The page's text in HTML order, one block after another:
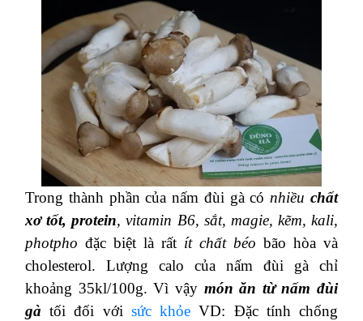
Trong thành phần của nấm đùi gà cónhiềuchất
xơ tốt, protein, vitamin B6, sắt, magie, kẽm, kali,
photpho đặc biệt là rất ít chất béo bão hòa và
cholesterol. Lượng calo của nấm đùi gà chỉ
khoảng 35kl/100g. Vì vậy món ăn từ nấm đùi
gà tối đối với sức khỏe VD: Đặc tính chống